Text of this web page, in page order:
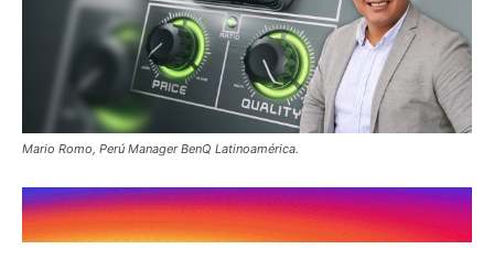
Mario Romo, Perú Manager BenQ Latinoamérica.